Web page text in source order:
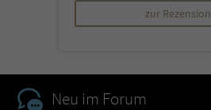
zur Rezension
Neu im Forum